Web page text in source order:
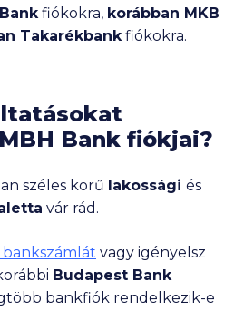
fiókokra, korábban MKB
Takarékbankfiókokra.
Bank fiókjai?
széles körű lakossági és
vár rád.
bankszámlát vagy igényelsz
Budapest Bank
bankfiók rendelkezik-e